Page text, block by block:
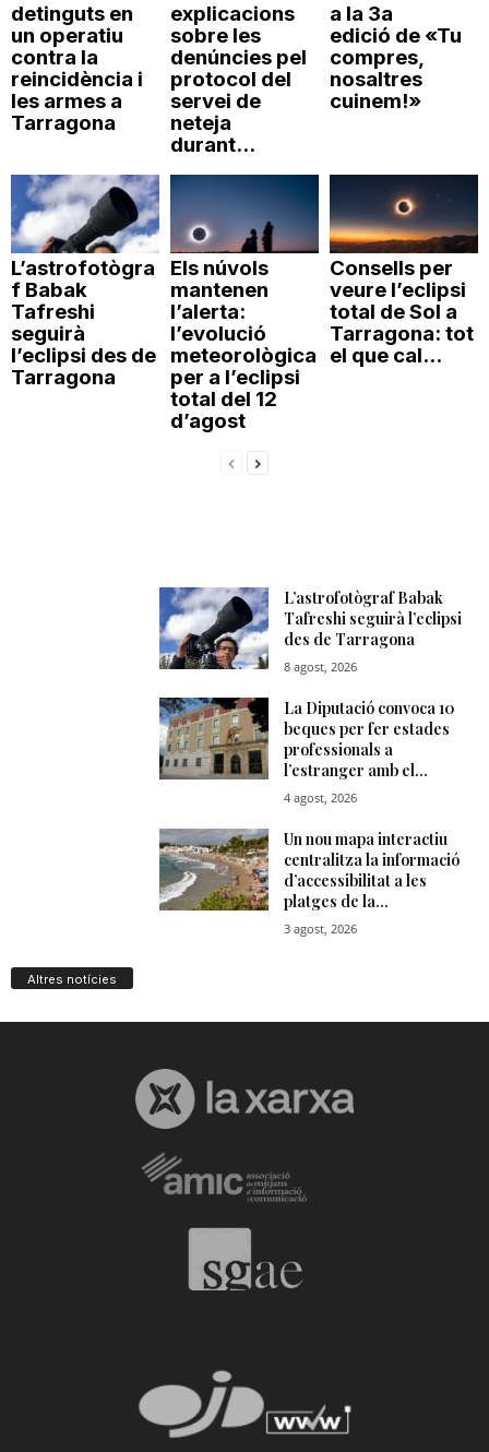
detinguts en
un operatiu
contra la
reincidència i
les armes a
Tarragona
explicacions
sobre les
denúncies pel
protocol del
servei de
neteja
durant...
a la 3a
edició de «Tu
compres,
nosaltres
cuinem!»
L’astrofotògra
f Babak
Tafreshi
seguirà
l’eclipsi des de
Tarragona
Els núvols
mantenen
l’alerta:
l’evolució
meteorològica
per a l’eclipsi
total del 12
d’agost
Consells per
veure l’eclipsi
total de Sol a
Tarragona: tot
el que cal...
Altres notícies